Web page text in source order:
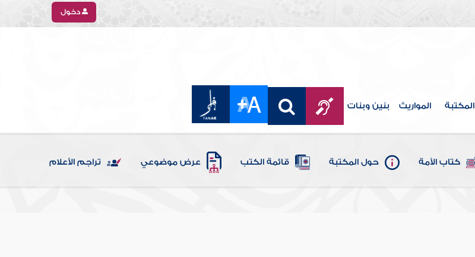
دخول
المكتبة المواريث بنين وبنات
كتاب الأمة حول المكتبة قائمة الكتب عرض موضوعي تراجم الأعلام